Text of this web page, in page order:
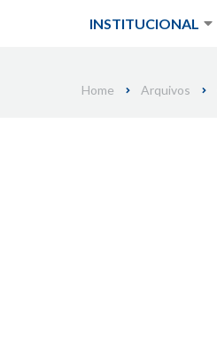
INSTITUCIONAL
Home Arquivos